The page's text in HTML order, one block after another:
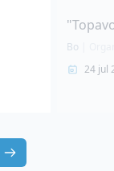
Bo
24 jul